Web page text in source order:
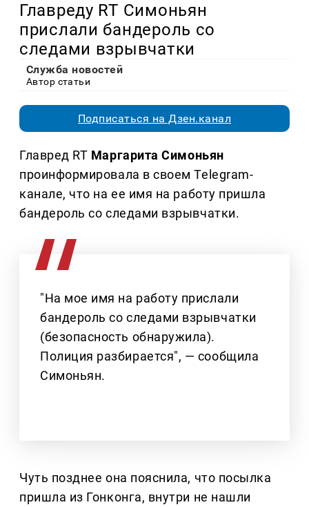
Главреду RT Симоньян
прислали бандероль со
следами взрывчатки
Служба новостей
Автор статьи
Подписаться на Дзен.канал
Главред RT Маргарита Симоньян
проинформировала в своем Telegram-
канале, что на ее имя на работу пришла
бандероль со следами взрывчатки.
"На мое имя на работу прислали
бандероль со следами взрывчатки
(безопасность обнаружила).
Полиция разбирается", — сообщила
Симоньян.
Чуть позднее она пояснила, что посылка
пришла из Гонконга, внутри не нашли